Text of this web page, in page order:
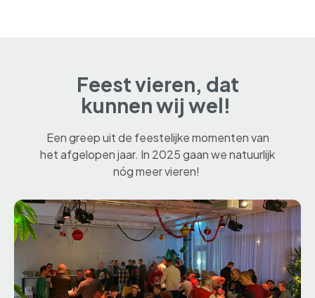
Feest vieren, dat
kunnen wij wel!
Een greep uit de feestelijke momenten van
het afgelopen jaar. In 2025 gaan we natuurlijk
nóg meer vieren!